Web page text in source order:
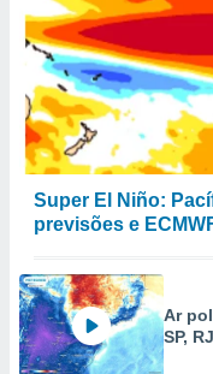
Super El Niño:
previsões e
Ar
SP,